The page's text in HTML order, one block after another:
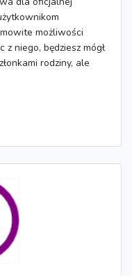
możliwości
z niego, będziesz mógł
rodziny, ale